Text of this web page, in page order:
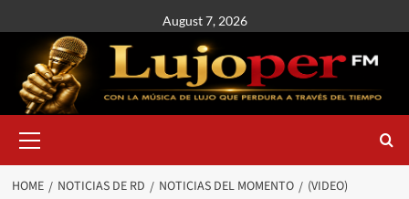
August 7, 2026
HOME NOTICIAS DE RD NOTICIAS DEL MOMENTO
(VIDEO)